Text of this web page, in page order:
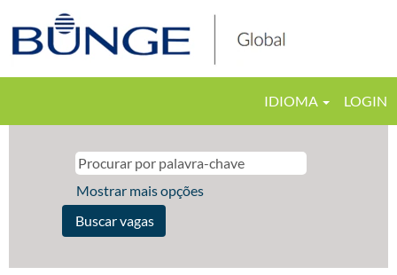
IDIOMA LOGIN
Mostrar mais opções